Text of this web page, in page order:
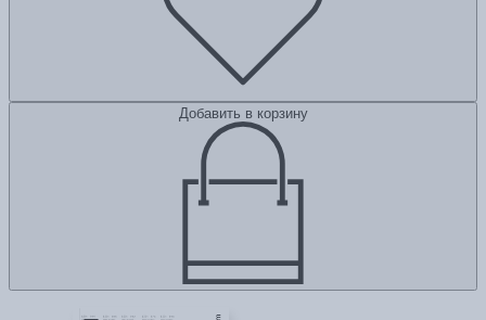
Добавить в корзину